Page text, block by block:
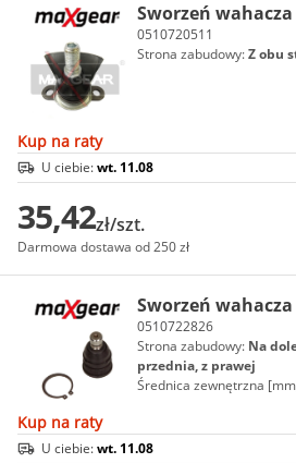
Sworzeń wahacza
0510720511
Strona zabudowy:Z obu
Kup na raty
U ciebie:wt. 11.08
35,42zł/szt.
Darmowa dostawa od 250 zł
Sworzeń wahacza
0510722826
Strona zabudowy: Na
przednia, z prawej
Średnica zewnętrzna
Kup na raty
U ciebie:wt. 11.08